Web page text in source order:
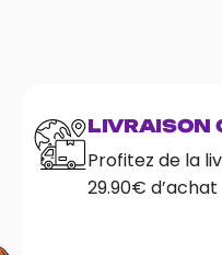
LIVRAISON
Profitez de la
29.90€ d’achat